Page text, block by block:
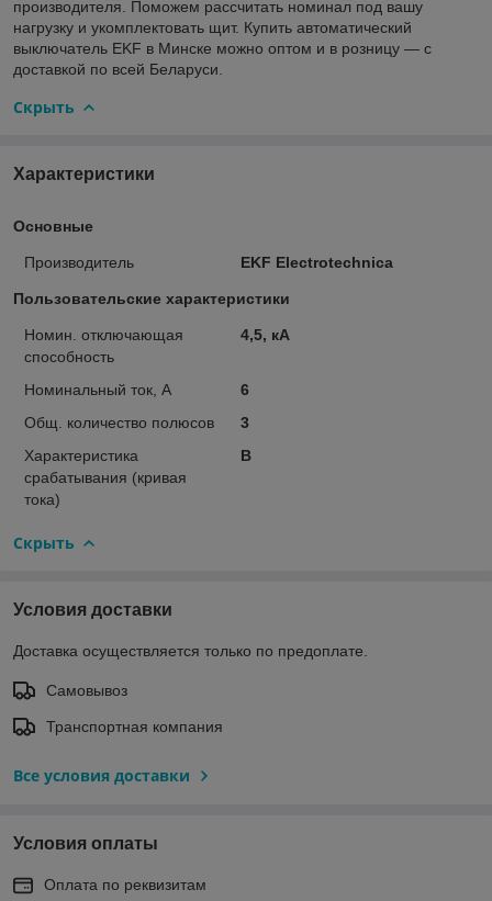
производителя. Поможем рассчитать номинал под вашу
нагрузку и укомплектовать щит. Купить автоматический
выключатель EKF в Минске можно оптом и в розницу — с
доставкой по всей Беларуси.
Скрыть
Характеристики
Основные
Производитель EKF Electrotechnica
Пользовательские характеристики
Номин. отключающая
способность
4,5, кА
Номинальный ток, А
6
Общ. количество полюсов
3
Характеристика
срабатывания (кривая
тока)
B
Скрыть
Условия доставки
Доставка осуществляется только по предоплате.
Самовывоз
Транспортная компания
Все условия доставки
Условия оплаты
Оплата по реквизитам